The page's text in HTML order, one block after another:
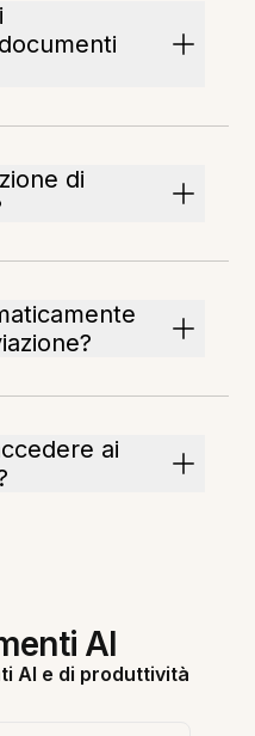
di
ai
AI
AI e di produttività